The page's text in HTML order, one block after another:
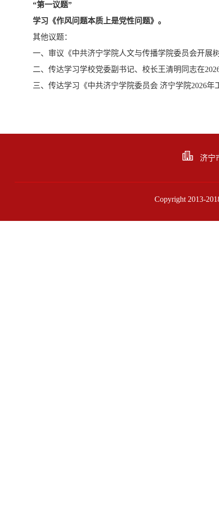
“第一议题”
学习《作风问题本质上是党性问题》。
其他议题：
一、审议《中共济宁学院人文与传播学院委员会开展
二、传达学习学校党委副书记、校长王清明同志在
三、传达学习《中共济宁学院委员会 济宁学院2026
济宁
Copyright 2013-